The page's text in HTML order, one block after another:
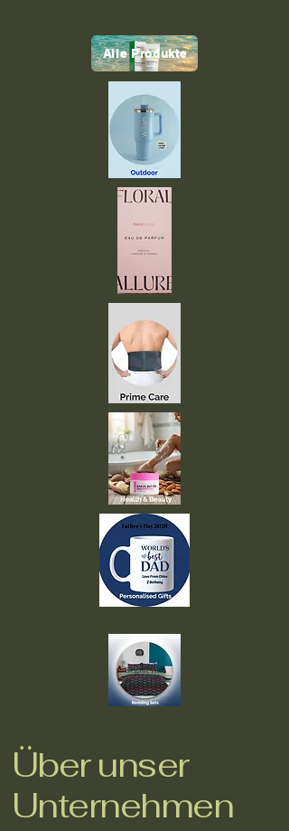
Alle Produkte
Über unser
Unternehmen